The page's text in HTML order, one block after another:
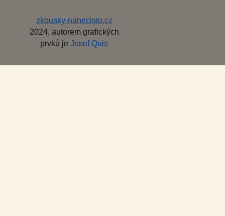
zkousky-nanecisto.cz
2024, autorem grafických
prvků je Josef Quis